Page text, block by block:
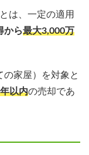
は、一定の適用
から最大3,000万
の家屋）を対象と
以内の売却であ